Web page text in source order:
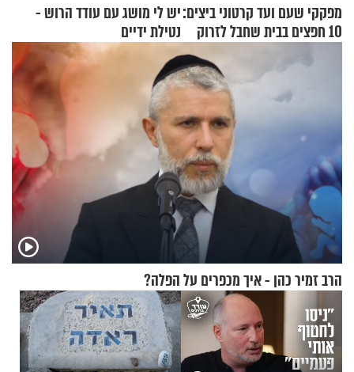
מפקקי שעם ועד קרטוני ביצים:
10 חפצים בבית שחבל לזרוק
יש לי מושג עם עודד הרוש -
נטילת ידיים
הרב זמיר כהן - איך מכפרים על הפלה?